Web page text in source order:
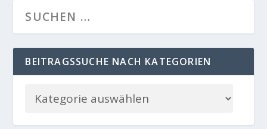
BEITRAGSSUCHE NACH KATEGORIEN